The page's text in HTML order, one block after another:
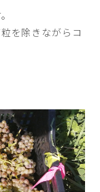
を除きながらコ